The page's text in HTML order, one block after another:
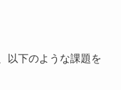
以下のような課題を